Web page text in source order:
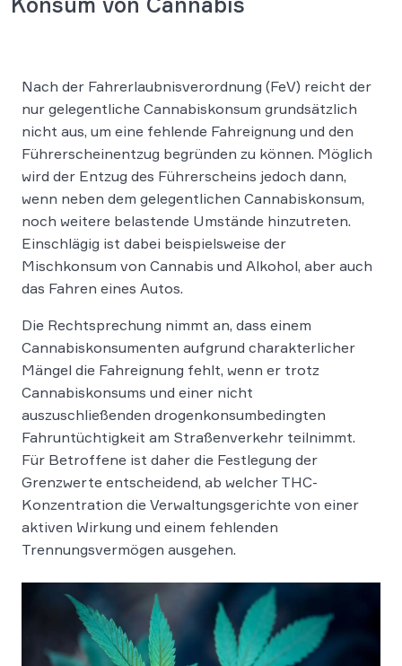
Nach der Fahrerlaubnisverordnung (FeV) reicht der
nur gelegentliche Cannabiskonsum grundsätzlich
nicht aus, um eine fehlende Fahreignung und den
Führerscheinentzug begründen zu können. Möglich
wird der Entzug des Führerscheins jedoch dann,
wenn neben dem gelegentlichen Cannabiskonsum,
noch weitere belastende Umstände hinzutreten.
Einschlägig ist dabei beispielsweise der
Mischkonsum von Cannabis und Alkohol, aber auch
das Fahren eines Autos.
Die Rechtsprechung nimmt an, dass einem
Cannabiskonsumenten aufgrund charakterlicher
Mängel die Fahreignung fehlt, wenn er trotz
Cannabiskonsums und einer nicht
auszuschließenden drogenkonsumbedingten
Fahruntüchtigkeit am Straßenverkehr teilnimmt.
Für Betroffene ist daher die Festlegung der
Grenzwerte entscheidend, ab welcher THC-
Konzentration die Verwaltungsgerichte von einer
aktiven Wirkung und einem fehlenden
Trennungsvermögen ausgehen.